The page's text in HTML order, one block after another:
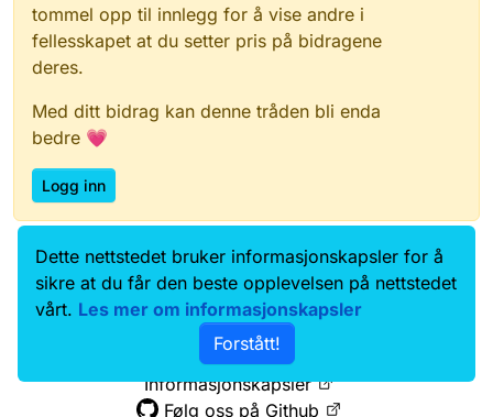
tommel opp til innlegg for å vise andre i
fellesskapet at du setter pris på bidragene
deres.
Med ditt bidrag kan denne tråden bli enda
bedre 💗
Logg inn
Data.norge.no
Kontakt oss
Samtykke og brukervilkår
Tilgjengelighetserklæring
Personvernerklæring
Informasjonskapsler
Følg oss på Github
Dette nettstedet bruker informasjonskapsler for å
sikre at du får den beste opplevelsen på nettstedet
vårt. Les mer om informasjonskapsler
Forstått!